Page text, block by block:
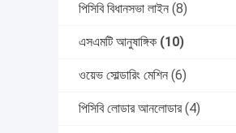
পিসিবি বিধানসভা লাইন (8)
এসএমটি আনুষাঙ্গিক (10)
ওয়েভ সোল্ডারিং মেশিন (6)
পিসিবি লোডার আনলোডার (4)